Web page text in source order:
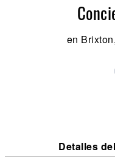
en
Detalles